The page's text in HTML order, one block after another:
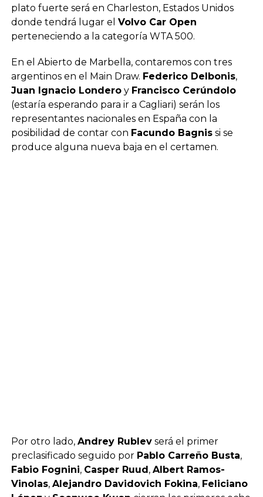
plato fuerte será en Charleston, Estados Unidos
donde tendrá lugar el Volvo Car Open
perteneciendo a la categoría WTA 500.
En el Abierto de Marbella, contaremos con tres
argentinos en el Main Draw. Federico Delbonis,
Juan Ignacio Londeroy Francisco Cerúndolo
(estaría esperando para ir a Cagliari) serán los
representantes nacionales en España con la
posibilidad de contar con Facundo Bagnissi se
produce alguna nueva baja en el certamen.
Por otro lado, Andrey Rublevserá el primer
preclasificado seguido por Pablo Carreño Busta,
Fabio Fognini, Casper Ruud, Albert Ramos-
Vinolas, Alejandro Davidovich Fokina, Feliciano